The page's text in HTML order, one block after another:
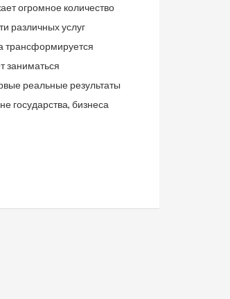
огромное количество
различных услуг
трансформируется
заниматься
реальные результаты
государства, бизнеса